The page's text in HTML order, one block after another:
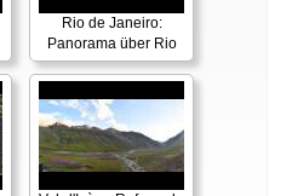
Rio de Janeiro:
Panorama über Rio